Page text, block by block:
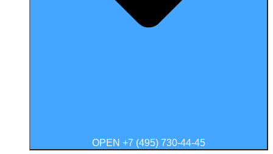
OPEN +7 (495) 730-44-45